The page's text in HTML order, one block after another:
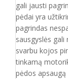
gali jausti
pėdai yra
pagrindas
sausgyslės
svarbu kojos
tinkamą
pėdos